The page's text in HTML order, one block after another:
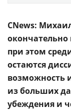
CNews:
при этом
остаются
возможность
из больших
убеждения и